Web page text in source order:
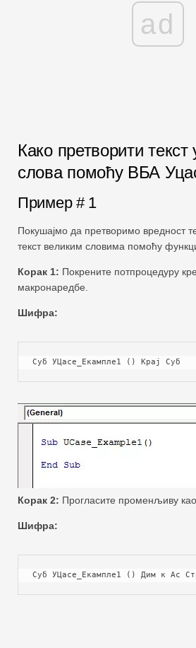
ad
Како претворити текст
слова помоћу ВБА
Пример # 1
Покушајмо да претворимо вредност
текст великим словима помоћу
Корак 1: Покрените потпроцедуру
макронаредбе.
Шифра:
Суб УЦасе_Екампле1 () Крај Суб
Корак 2: Прогласите променљиву
Шифра:
Суб УЦасе_Екампле1 () Дим к Ас